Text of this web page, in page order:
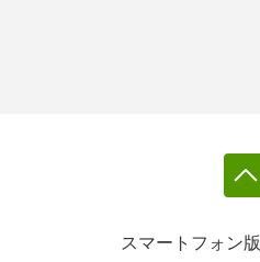
スマートフォン版